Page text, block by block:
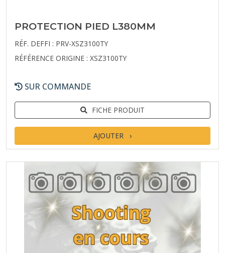
PROTECTION PIED L380MM
RÉF. DEFFI : PRV-XSZ3100TY
RÉFÉRENCE ORIGINE : XSZ3100TY
SUR COMMANDE
FICHE PRODUIT
AJOUTER